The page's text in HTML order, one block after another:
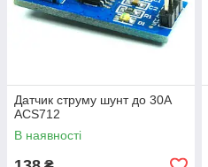
Датчик струму шунт до 30А
ACS712
В наявності